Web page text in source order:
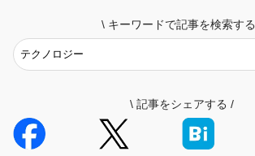
\ キーワードで記事を検索する
\ 記事をシェアする /